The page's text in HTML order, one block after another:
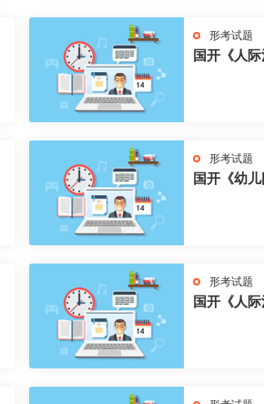
形考试题
国开《人
形考试题
国开《幼
形考试题
国开《人